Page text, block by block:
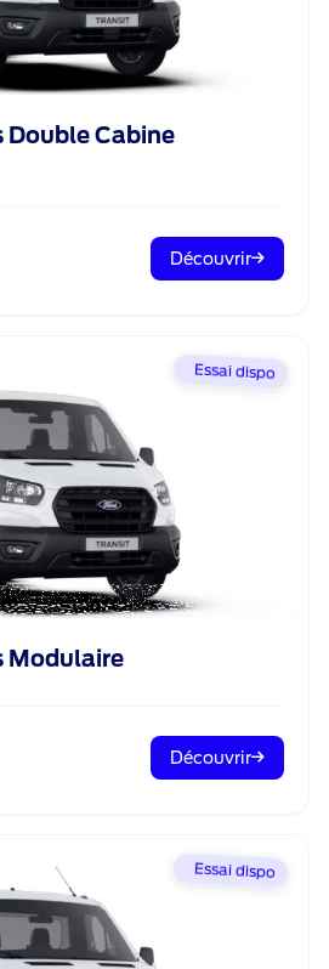
Double Cabine
Découvrir
Essai dispo
Modulaire
Découvrir
Essai dispo